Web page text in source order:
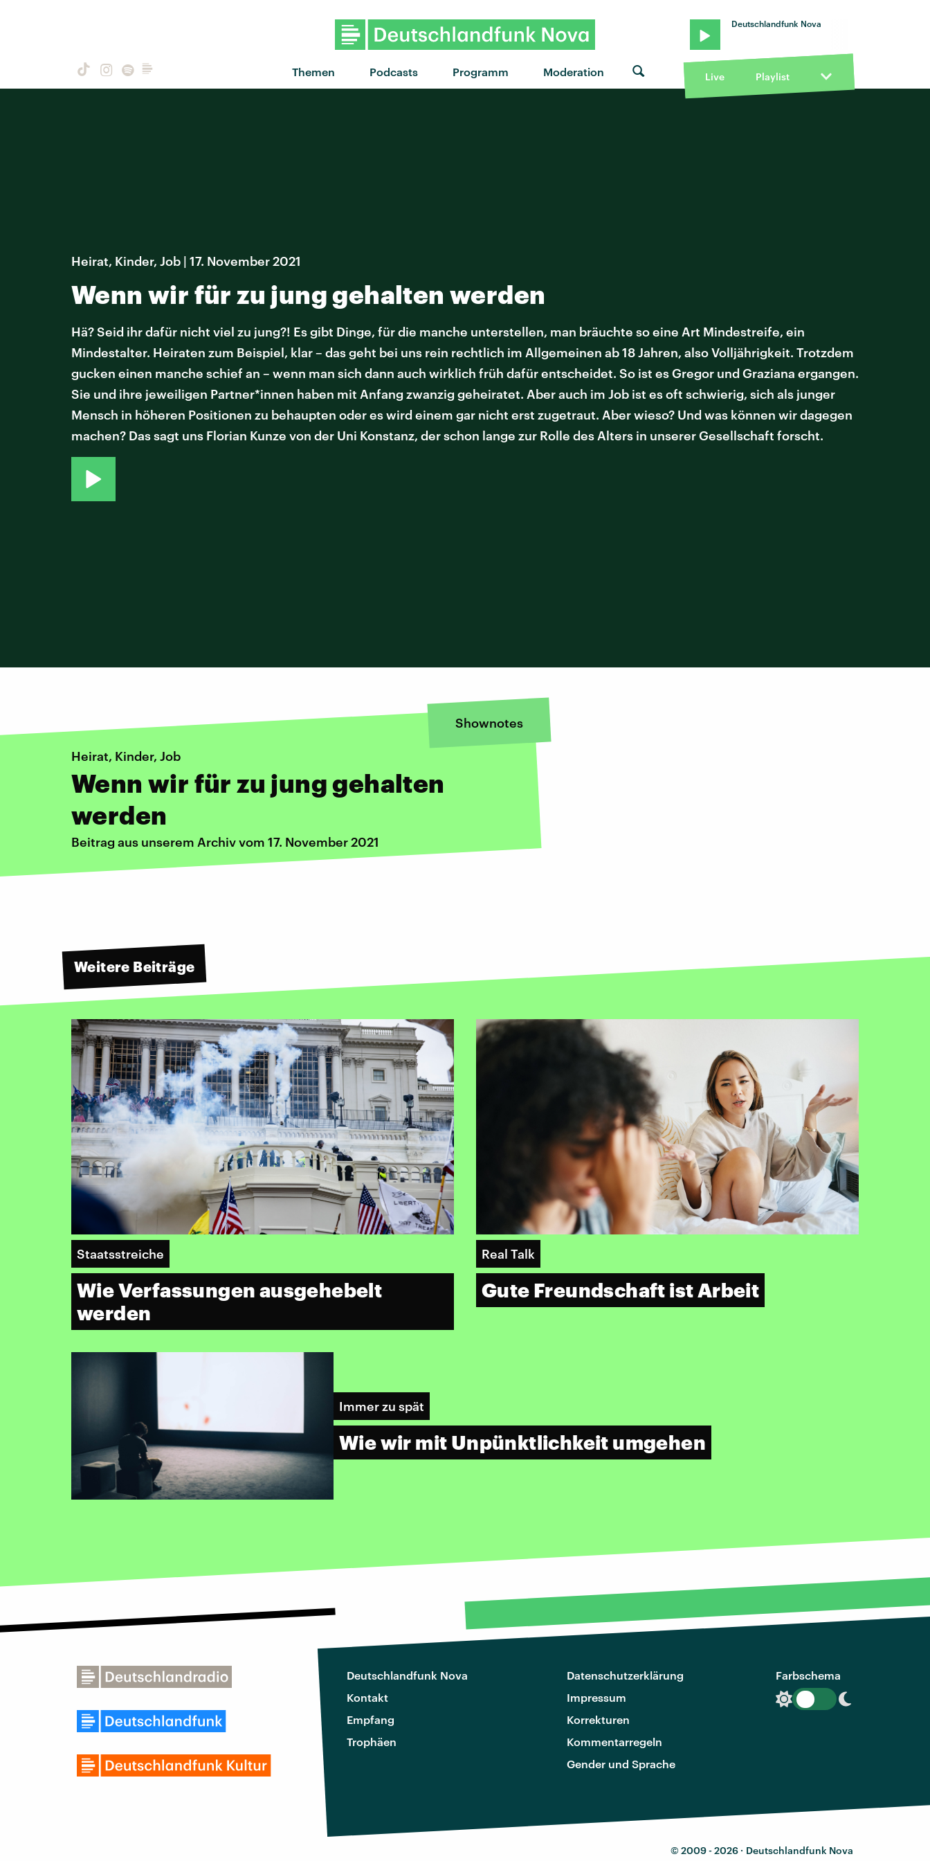
Themen Podcasts Programm Moderation
Deutschlandfunk Nova
Live Playlist
Heirat, Kinder, Job | 17. November 2021
Wenn wir für zu jung gehalten werden
Hä? Seid ihr dafür nicht viel zu jung?! Es gibt Dinge, für die manche unterstellen, man bräuchte so eine Art Mindestreife, ein
Mindestalter. Heiraten zum Beispiel, klar – das geht bei uns rein rechtlich im Allgemeinen ab 18 Jahren, also Volljährigkeit. Trotzdem
gucken einen manche schief an – wenn man sich dann auch wirklich früh dafür entscheidet. So ist es Gregor und Graziana ergangen.
Sie und ihre jeweiligen Partner*innen haben mit Anfang zwanzig geheiratet. Aber auch im Job ist es oft schwierig, sich als junger
Mensch in höheren Positionen zu behaupten oder es wird einem gar nicht erst zugetraut. Aber wieso? Und was können wir dagegen
machen? Das sagt uns Florian Kunze von der Uni Konstanz, der schon lange zur Rolle des Alters in unserer Gesellschaft forscht.
Shownotes
Heirat, Kinder, Job
Wenn wir für zu jung gehalten
werden
Beitrag aus unserem Archiv vom 17. November 2021
Weitere Beiträge
Staatsstreiche
Wie Verfassungen ausgehebelt
werden
Real Talk
Gute Freundschaft ist Arbeit
Immer zu spät
Wie wir mit Unpünktlichkeit umgehen
Deutschlandfunk Nova
Kontakt
Empfang
Trophäen
Datenschutzerklärung
Impressum
Korrekturen
Kommentarregeln
Gender und Sprache
Farbschema
© 2009 - 2026 · Deutschlandfunk Nova